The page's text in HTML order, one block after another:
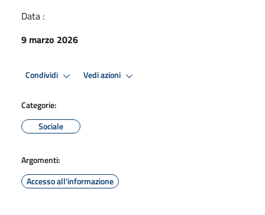
Data :
9 marzo 2026
Condividi Vedi azioni
Categorie:
Sociale
Argomenti:
Accesso all'informazione